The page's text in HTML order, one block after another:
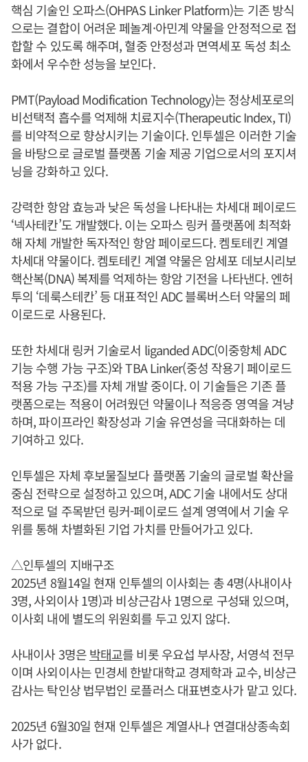
핵심 기술인 오파스(OHPAS Linker Platform)는 기존 방식
으로는 결합이 어려운 페놀계·아민계 약물을 안정적으로 접
합할 수 있도록 해주며, 혈중 안정성과 면역세포 독성 최소
화에서 우수한 성능을 보인다.
PMT(Payload Modification Technology)는 정상세포로의
비선택적 흡수를 억제해 치료지수(Therapeutic Index, TI)
를 비약적으로 향상시키는 기술이다. 인투셀은 이러한 기술
을 바탕으로 글로벌 플랫폼 기술 제공 기업으로서의 포지셔
닝을 강화하고 있다.
강력한 항암 효능과 낮은 독성을 나타내는 차세대 페이로드
‘넥사테칸’도 개발했다. 이는 오파스 링커 플랫폼에 최적화
해 자체 개발한 독자적인 항암 페이로드다. 켐토테킨 계열
차세대 약물이다. 켐토테킨 계열 약물은 암세포 데보시리보
핵산복(DNA) 복제를 억제하는 항암 기전을 나타낸다. 엔허
투의 ‘데룩스테칸’ 등 대표적인 ADC 블록버스터 약물의 페
이로드로 사용된다.
또한 차세대 링커 기술로서 liganded ADC(이중항체 ADC
기능 수행 가능 구조)와 TBA Linker(중성 작용기 페이로드
적용 가능 구조)를 자체 개발 중이다. 이 기술들은 기존 플
랫폼으로는 적용이 어려웠던 약물이나 적응증 영역을 겨냥
하며, 파이프라인 확장성과 기술 유연성을 극대화하는 데
기여하고 있다.
인투셀은 자체 후보물질보다 플랫폼 기술의 글로벌 확산을
중심 전략으로 설정하고 있으며, ADC 기술 내에서도 상대
적으로 덜 주목받던 링커-페이로드 설계 영역에서 기술 우
위를 통해 차별화된 기업 가치를 만들어가고 있다.
△인투셀의 지배구조
2025년 8월14일 현재 인투셀의 이사회는 총 4명(사내이사
3명, 사외이사 1명)과 비상근감사 1명으로 구성돼 있으며,
이사회 내에 별도의 위원회를 두고 있지 않다.
사내이사 3명은박태교를 비롯 우요섭 부사장, 서영석 전무
이며 사외이사는 민경세 한밭대학교 경제학과 교수, 비상근
감사는 탁인상 법무법인 로플러스 대표변호사가 맡고 있다.
2025년 6월30일 현재 인투셀은 계열사나 연결대상종속회
사가 없다.